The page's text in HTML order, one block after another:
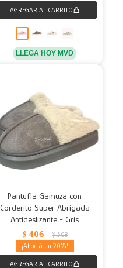
LLEGA HOY MVD
Pantufla Gamuza con
Corderito Super Abrigada
Antideslizante - Gris
$ 406 $ 508
20